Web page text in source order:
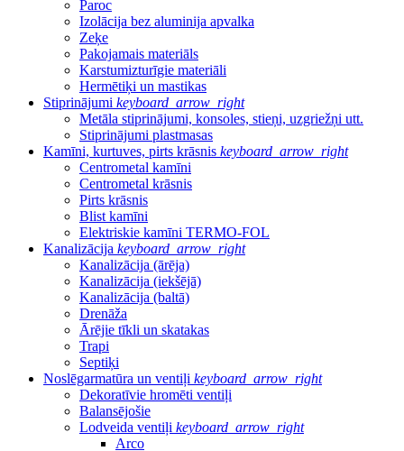
Paroc
Izolācija bez aluminija apvalka
Zeķe
Pakojamais materiāls
Karstumizturīgie materiāli
Hermētiķi un mastikas
Stiprinājumi keyboard_arrow_right
Metāla stiprinājumi, konsoles, stieņi, uzgriežņi utt.
Stiprinājumi plastmasas
Kamīni, kurtuves, pirts krāsnis keyboard_arrow_right
Centrometal kamīni
Centrometal krāsnis
Pirts krāsnis
Blist kamīni
Elektriskie kamīni TERMO-FOL
Kanalizācija keyboard_arrow_right
Kanalizācija (ārēja)
Kanalizācija (iekšējā)
Kanalizācija (baltā)
Drenāža
Ārējie tīkli un skatakas
Trapi
Septiķi
Noslēgarmatūra un ventiļi keyboard_arrow_right
Dekoratīvie hromēti ventiļi
Balansējošie
Lodveida ventiļi keyboard_arrow_right
Arco